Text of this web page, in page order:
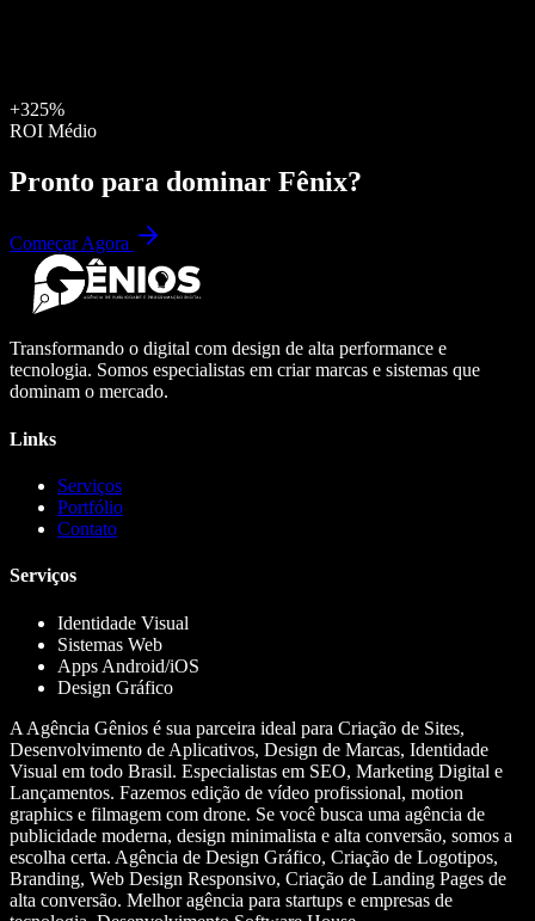
+325%
ROI Médio
Pronto para dominar Fênix?
Começar Agora
Transformando o digital com design de alta performance e
tecnologia. Somos especialistas em criar marcas e sistemas que
dominam o mercado.
Links
Serviços
Portfólio
Contato
Serviços
Identidade Visual
Sistemas Web
Apps Android/iOS
Design Gráfico
A Agência Gênios é sua parceira ideal para Criação de Sites,
Desenvolvimento de Aplicativos, Design de Marcas, Identidade
Visual em todo Brasil. Especialistas em SEO, Marketing Digital e
Lançamentos. Fazemos edição de vídeo profissional, motion
graphics e filmagem com drone. Se você busca uma agência de
publicidade moderna, design minimalista e alta conversão, somos a
escolha certa. Agência de Design Gráfico, Criação de Logotipos,
Branding, Web Design Responsivo, Criação de Landing Pages de
alta conversão. Melhor agência para startups e empresas de